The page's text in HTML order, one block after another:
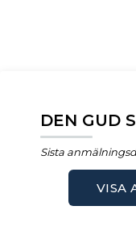
DEN GUD
Sista
VISA